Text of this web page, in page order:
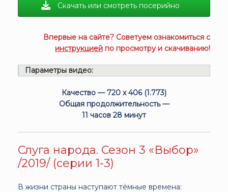
Скачать или смотреть посерийно
Впервые на сайте? Советуем ознакомиться с
инструкцией по просмотру и скачиванию!
Параметры видео:
Качество — 720 x 406 (1.773)
Общая продолжительность —
11 часов 28 минут
Слуга народа. Сезон 3 «Выбор»
/2019/ (серии 1-3)
В жизни страны наступают тёмные времена: